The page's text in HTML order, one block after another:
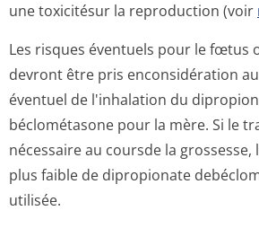
une toxicitésur la reproduction (voir
Les risques éventuels pour le fœtus
devront être pris enconsidération
éventuel de l'inhalation du
béclométasone pour la mère. Si le
nécessaire au coursde la grossesse,
plus faible de dipropionate
utilisée.